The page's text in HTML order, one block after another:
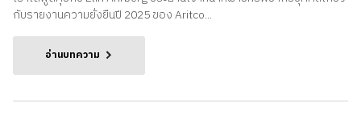
กับรายงานความยั่งยืนปี 2025 ของ Aritco...
อ่านบทความ